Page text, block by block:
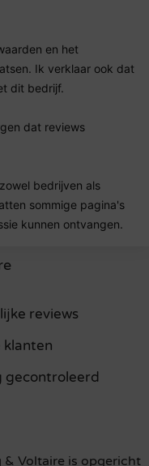
en het
Ik verklaar ook dat
dit bedrijf.
dat reviews
bedrijven als
sommige pagina's
kunnen ontvangen.
reviews
klanten
gecontroleerd
Voltaire is opgericht